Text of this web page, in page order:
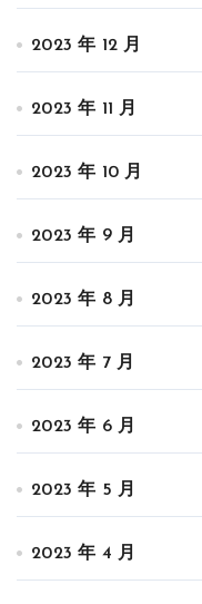
2023 年 12 月
2023 年 11 月
2023 年 10 月
2023 年 9 月
2023 年 8 月
2023 年 7 月
2023 年 6 月
2023 年 5 月
2023 年 4 月